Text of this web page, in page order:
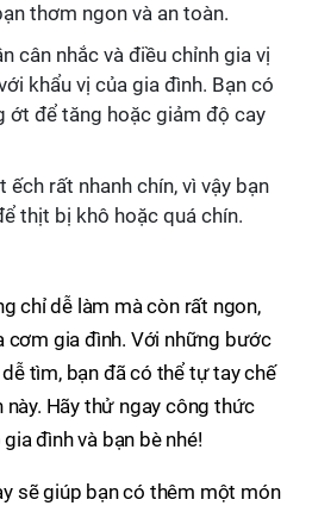
thơm ngon và an toàn.
cân nhắc và điều chỉnh gia vị
khẩu vị của gia đình. Bạn có
ớt để tăng hoặc giảm độ cay
ếch rất nhanh chín, vì vậy bạn
thịt bị khô hoặc quá chín.
chỉ dễ làm mà còn rất ngon,
cơm gia đình. Với những bước
tìm, bạn đã có thể tự tay chế
Hãy thử ngay công thức
đình và bạn bè nhé!
sẽ giúp bạn có thêm một món